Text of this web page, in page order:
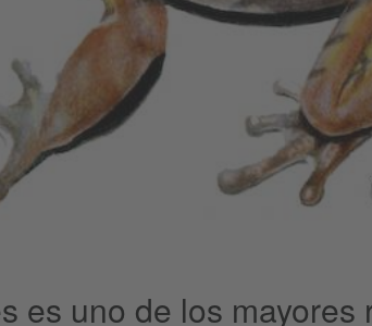
es uno de los mayores